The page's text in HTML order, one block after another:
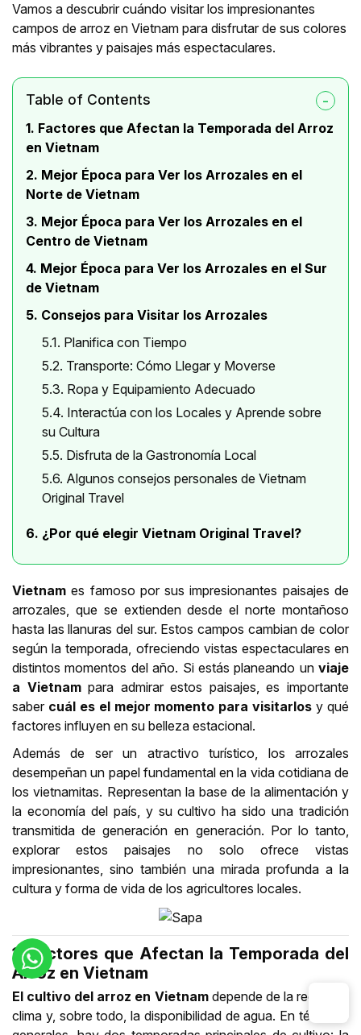
Vamos a descubrir cuándo visitar los impresionantes
campos de arroz en Vietnam para disfrutar de sus colores
más vibrantes y paisajes más espectaculares.
Table of Contents
1. Factores que Afectan la Temporada del Arroz
en Vietnam
2. Mejor Época para Ver los Arrozales en el
Norte de Vietnam
3. Mejor Época para Ver los Arrozales en el
Centro de Vietnam
4. Mejor Época para Ver los Arrozales en el Sur
de Vietnam
5. Consejos para Visitar los Arrozales
5.1. Planifica con Tiempo
5.2. Transporte: Cómo Llegar y Moverse
5.3. Ropa y Equipamiento Adecuado
5.4. Interactúa con los Locales y Aprende sobre
su Cultura
5.5. Disfruta de la Gastronomía Local
5.6. Algunos consejos personales de Vietnam
Original Travel
6. ¿Por qué elegir Vietnam Original Travel?
Vietnames famoso por sus impresionantes paisajes de
arrozales, que se extienden desde el norte montañoso
hasta las llanuras del sur. Estos campos cambian de color
según la temporada, ofreciendo vistas espectaculares en
distintos momentos del año. Si estás planeando un viaje
a Vietnampara admirar estos paisajes, es importante
saber cuál es el mejor momento para visitarlos y qué
factores influyen en su belleza estacional.
Además de ser un atractivo turístico, los arrozales
desempeñan un papel fundamental en la vida cotidiana de
los vietnamitas. Representan la base de la alimentación y
la economía del país, y su cultivo ha sido una tradición
transmitida de generación en generación. Por lo tanto,
explorar estos paisajes no solo ofrece vistas
impresionantes, sino también una mirada profunda a la
cultura y forma de vida de los agricultores locales.
1. Factores que Afectan la Temporada del
Arroz en Vietnam
El cultivo del arroz en Vietnam depende de la región, el
clima y, sobre todo, la disponibilidad de agua. En términos